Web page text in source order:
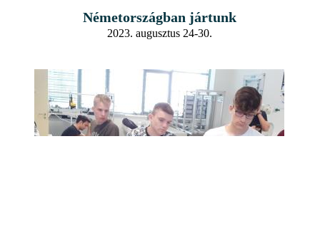
Németországban jártunk
2023. augusztus 24-30.